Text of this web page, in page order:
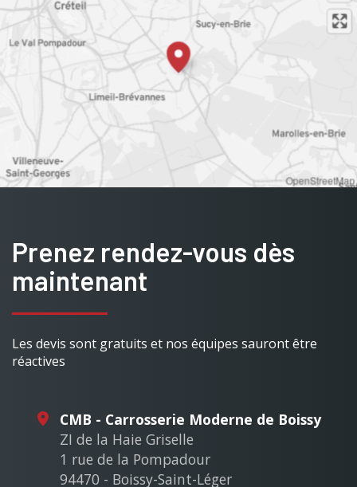
OpenStreetMap
Prenez rendez-vous dès
maintenant
Les devis sont gratuits et nos équipes sauront être
réactives
CMB - Carrosserie Moderne de Boissy
ZI de la Haie Griselle
1 rue de la Pompadour
94470 - Boissy-Saint-Léger